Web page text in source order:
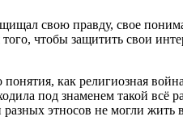
свою правду, свое
чтобы защитить свои
как религиозная
под знаменем такой всё
этносов не могли жить